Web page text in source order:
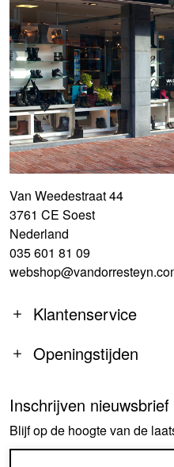
Van Weedestraat 44
3761 CE Soest
Nederland
035 601 81 09
Klantenservice
Openingstijden
MA
DI-DO
Inschrijven nieuwsbrief
Blijf op de hoogte van de